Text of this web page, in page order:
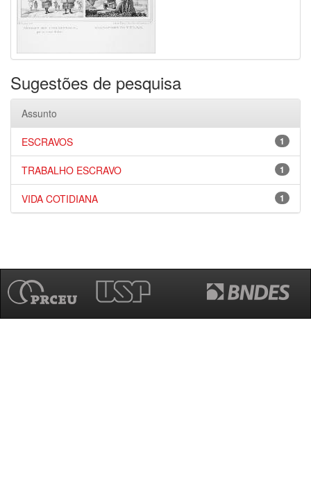
Sugestões de pesquisa
Assunto
1
ESCRAVOS
1
TRABALHO ESCRAVO
1
VIDA COTIDIANA